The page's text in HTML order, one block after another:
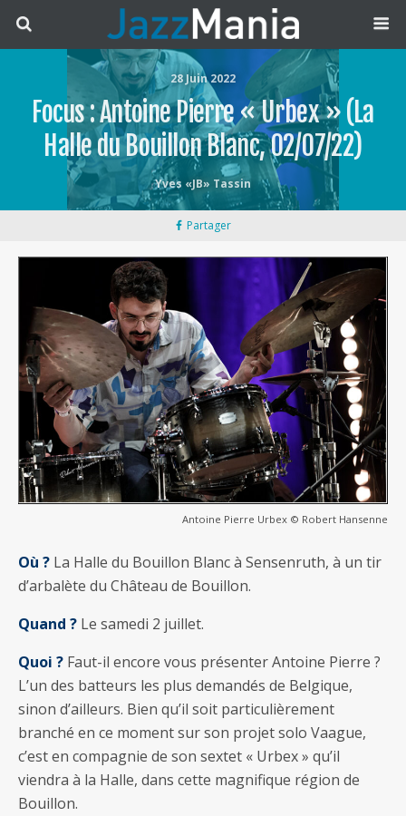
28 Juin 2022
Focus : Antoine Pierre « Urbex » (La
Halle du Bouillon Blanc, 02/07/22)
Yves «JB» Tassin
Partager
Antoine Pierre Urbex © Robert Hansenne
Où ? La Halle du Bouillon Blanc à Sensenruth, à un tir
d’arbalète du Château de Bouillon.
Quand ? Le samedi 2 juillet.
Quoi ? Faut-il encore vous présenter Antoine Pierre ?
L’un des batteurs les plus demandés de Belgique,
sinon d’ailleurs. Bien qu’il soit particulièrement
branché en ce moment sur son projet solo Vaague,
c’est en compagnie de son sextet « Urbex » qu’il
viendra à la Halle, dans cette magnifique région de
Bouillon.